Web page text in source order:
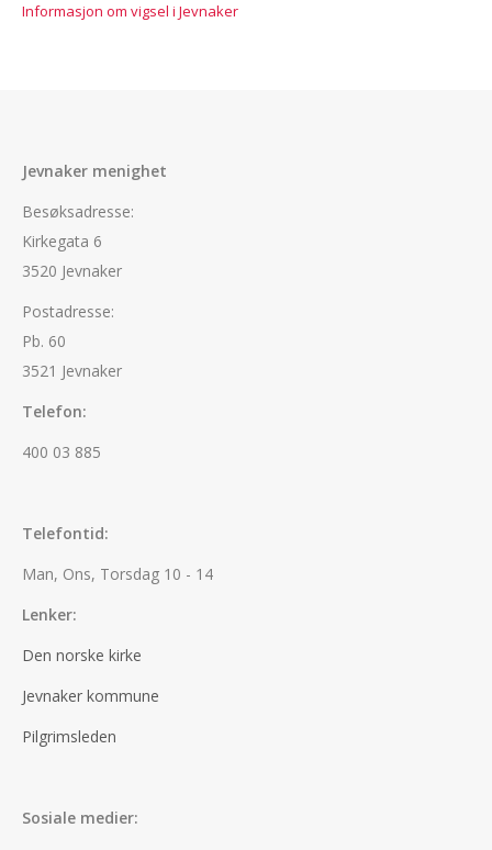
Informasjon om vigsel i Jevnaker
Jevnaker menighet
Besøksadresse:
Kirkegata 6
3520 Jevnaker
Postadresse:
Pb. 60
3521 Jevnaker
Telefon:
400 03 885
Telefontid:
Man, Ons, Torsdag 10 - 14
Lenker:
Den norske kirke
Jevnaker kommune
Pilgrimsleden
Sosiale medier: